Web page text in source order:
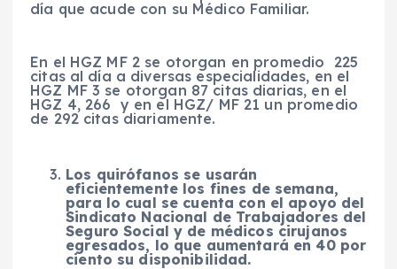
día que acude con su Médico Familiar.
En el HGZ MF 2 se otorgan en promedio 225
citas al día a diversas especialidades, en el
HGZ MF 3 se otorgan 87 citas diarias, en el
HGZ 4, 266 y en el HGZ/ MF 21 un promedio
de 292 citas diariamente.
Los quirófanos se usarán
eficientemente los fines de semana,
para lo cual se cuenta con el apoyo del
Sindicato Nacional de Trabajadores del
Seguro Social y de médicos cirujanos
egresados, lo que aumentará en 40 por
ciento su disponibilidad.